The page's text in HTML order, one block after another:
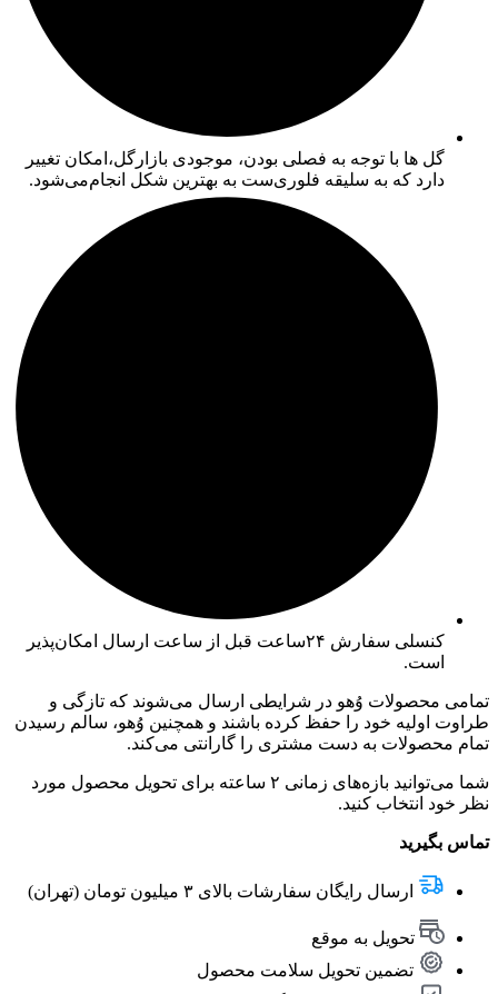
گل ها با توجه به فصلی بودن، موجودی بازارگل،امکان تغییر
دارد که به سلیقه فلوری‌ست به بهترین شکل انجام‌می‌شود.
کنسلی سفارش ۲۴ساعت قبل از ساعت ارسال امکان‌پذیر
است.
تمامی محصولات وُهو در شرایطی ارسال می‌شوند که تازگی و
طراوت اولیه خود را حفظ کرده باشند و همچنین وُهو، سالم رسیدن
تمام محصولات به دست مشتری را گارانتی می‌کند.
شما می‌توانید بازه‌های زمانی ۲ ساعته برای تحویل محصول مورد
نظر خود انتخاب کنید.
تماس بگیرید
ارسال رایگان سفارشات بالای ۳ میلیون تومان (تهران)
تحویل به موقع
تضمین تحویل سلامت محصول